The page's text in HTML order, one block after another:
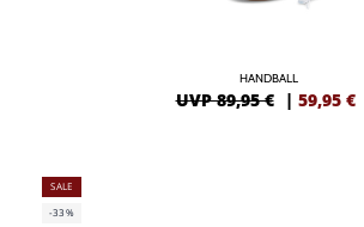
HANDBALL
UVP 89,95 € | 59,95 €
SALE
-33%